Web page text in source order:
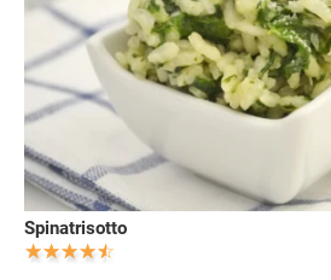
Spinatrisotto